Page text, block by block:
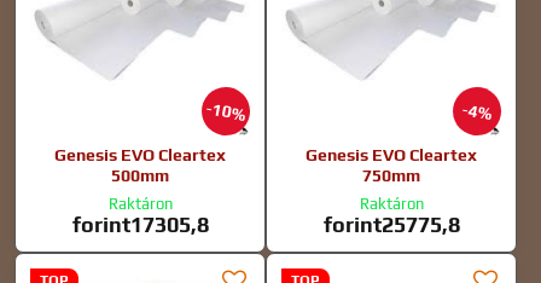
10%
Genesis EVO Cleartex
500mm
Raktáron
forint17305,8
4%
Genesis EVO Cleartex
750mm
Raktáron
forint25775,8